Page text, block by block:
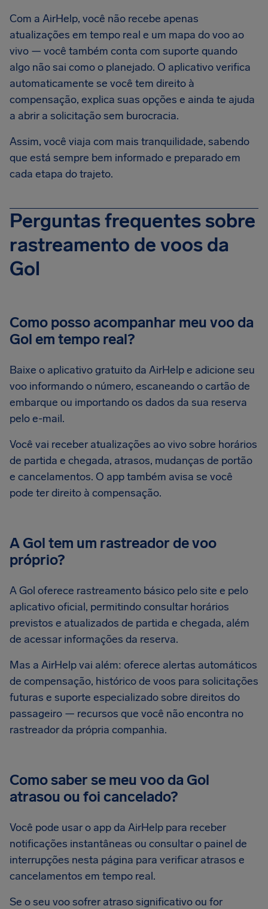
Com a AirHelp, você não recebe apenas
atualizações em tempo real e um mapa do voo ao
vivo — você também conta com suporte quando
algo não sai como o planejado. O aplicativo verifica
automaticamente se você tem direito à
compensação, explica suas opções e ainda te ajuda
a abrir a solicitação sem burocracia.
Assim, você viaja com mais tranquilidade, sabendo
que está sempre bem informado e preparado em
cada etapa do trajeto.
Perguntas frequentes sobre
rastreamento de voos da
Gol
Como posso acompanhar meu voo da
Gol em tempo real?
Baixe o aplicativo gratuito da AirHelp e adicione seu
voo informando o número, escaneando o cartão de
embarque ou importando os dados da sua reserva
pelo e-mail.
Você vai receber atualizações ao vivo sobre horários
de partida e chegada, atrasos, mudanças de portão
e cancelamentos. O app também avisa se você
pode ter direito à compensação.
A Gol tem um rastreador de voo
próprio?
A Gol oferece rastreamento básico pelo site e pelo
aplicativo oficial, permitindo consultar horários
previstos e atualizados de partida e chegada, além
de acessar informações da reserva.
Mas a AirHelp vai além: oferece alertas automáticos
de compensação, histórico de voos para solicitações
futuras e suporte especializado sobre direitos do
passageiro — recursos que você não encontra no
rastreador da própria companhia.
Como saber se meu voo da Gol
atrasou ou foi cancelado?
Você pode usar o app da AirHelp para receber
notificações instantâneas ou consultar o painel de
interrupções nesta página para verificar atrasos e
cancelamentos em tempo real.
Se o seu voo sofrer atraso significativo ou for